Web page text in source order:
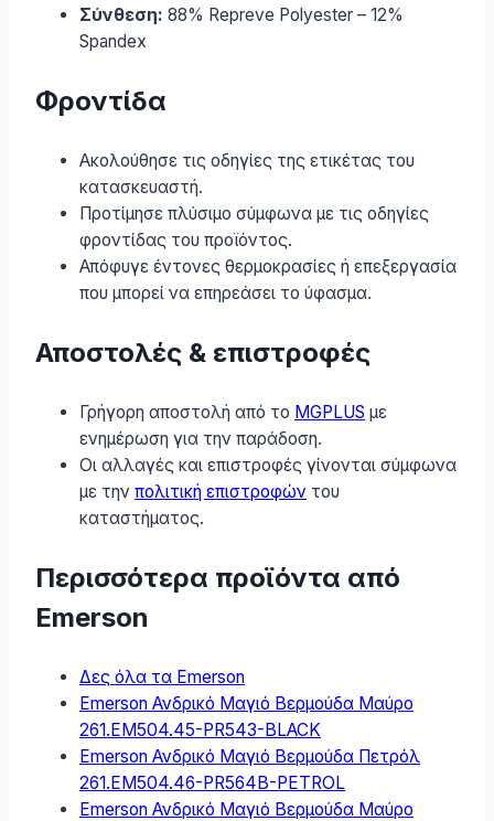
Σύνθεση: 88% Repreve Polyester – 12%
Spandex
Φροντίδα
Ακολούθησε τις οδηγίες της ετικέτας του
κατασκευαστή.
Προτίμησε πλύσιμο σύμφωνα με τις οδηγίες
φροντίδας του προϊόντος.
Απόφυγε έντονες θερμοκρασίες ή επεξεργασία
που μπορεί να επηρεάσει το ύφασμα.
Αποστολές & επιστροφές
Γρήγορη αποστολή από το MGPLUS με
ενημέρωση για την παράδοση.
Οι αλλαγές και επιστροφές γίνονται σύμφωνα
με την πολιτική επιστροφών του
καταστήματος.
Περισσότερα προϊόντα από
Emerson
Δες όλα τα Emerson
Emerson Ανδρικό Μαγιό Βερμούδα Μαύρο
261.EM504.45-PR543-BLACK
Emerson Ανδρικό Μαγιό Βερμούδα Πετρόλ
261.EM504.46-PR564B-PETROL
Emerson Ανδρικό Μαγιό Βερμούδα Μαύρο